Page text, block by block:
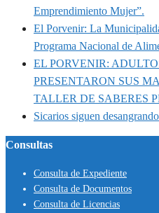
Emprendimiento Mujer”.
El Porvenir: La
Programa Nacional de
EL PORVENIR:
PRESENTARON SUS
TALLER DE SABERES
Sicarios siguen
Consultas
Consulta de Expediente
Consulta de Documentos
Consulta de Licencias